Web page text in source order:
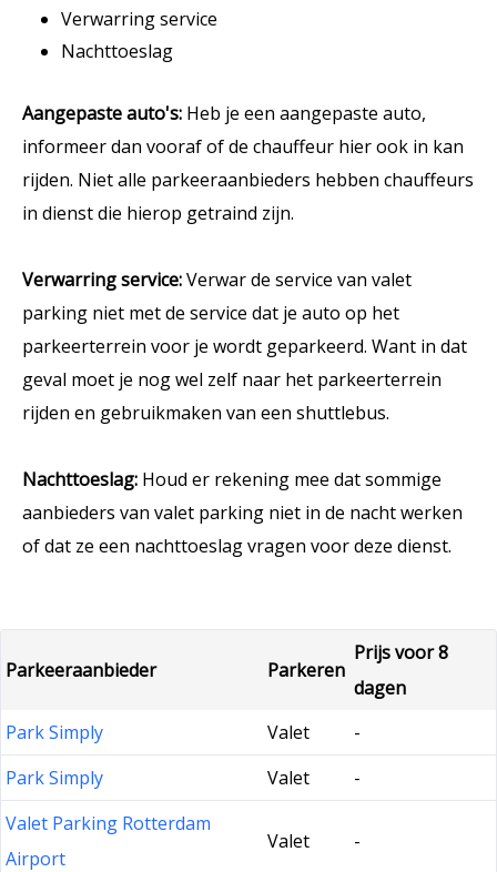
Verwarring service
Nachttoeslag
Aangepaste auto's: Heb je een aangepaste auto,
informeer dan vooraf of de chauffeur hier ook in kan
rijden. Niet alle parkeeraanbieders hebben chauffeurs
in dienst die hierop getraind zijn.
Verwarring service:Verwar de service van valet
parking niet met de service dat je auto op het
parkeerterrein voor je wordt geparkeerd. Want in dat
geval moet je nog wel zelf naar het parkeerterrein
rijden en gebruikmaken van een shuttlebus.
Nachttoeslag: Houd er rekening mee dat sommige
aanbieders van valet parking niet in de nacht werken
of dat ze een nachttoeslag vragen voor deze dienst.
Parkeeraanbieder Parkeren
Prijs voor 8
dagen
Park Simply
Valet
-
Park Simply
Valet
-
Valet Parking Rotterdam
Airport
Valet -